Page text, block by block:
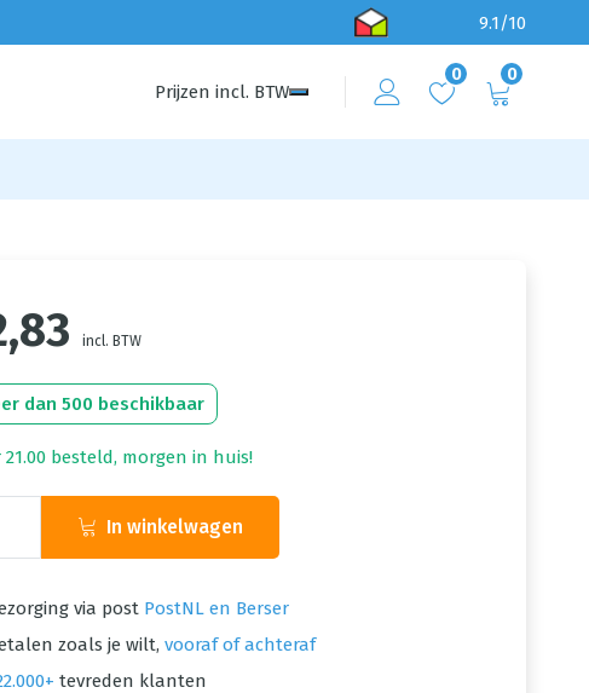
9.1/10
Prijzen incl. BTW
0 0
incl. BTW
dan 500 beschikbaar
21.00 besteld, morgen in huis!
In winkelwagen
via post PostNL en Berser
zoals je wilt, vooraf of achteraf
tevreden klanten